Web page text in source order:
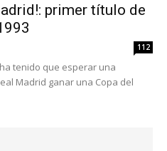
primer título de
112
tenido que esperar una
Madrid ganar una Copa del